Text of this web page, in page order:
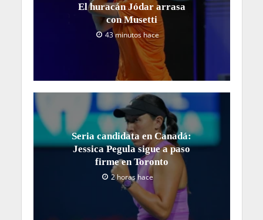
El huracán Jódar arrasa
con Musetti
43 minutos hace
Seria candidata en Canadá:
Jessica Pegula sigue a paso
firme en Toronto
2 horas hace